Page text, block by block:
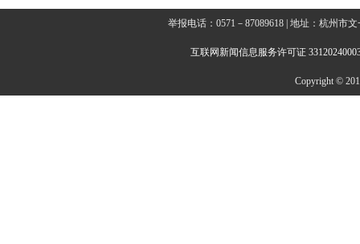
举报电话：0571－87089618 | 地址：杭州市
互联网新闻信息服务许可证
Copyright ©